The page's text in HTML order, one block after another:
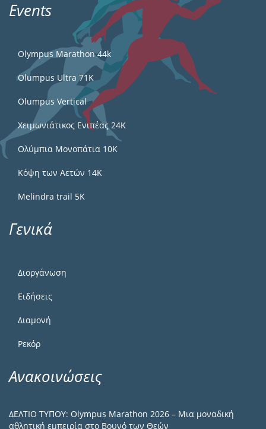
Events
Olympus Marathon 44k
Olumpus Ultra 71K
Olumpus Vertical
Χειμωνιάτικος Ενιπέας 24Κ
Ολύμπια Μονοπάτια 10Κ
Κόψη των Αετών 14Κ
Melindra trail 5Κ
Γενικά
Διοργάνωση
Ειδήσεις
Διαμονή
Ρεκόρ
Ανακοινώσεις
ΔΕΛΤΙΟ ΤΥΠΟΥ: Olympus Marathon 2026 – Μια μοναδική
αθλητική εμπειρία στο Βουνό των Θεών